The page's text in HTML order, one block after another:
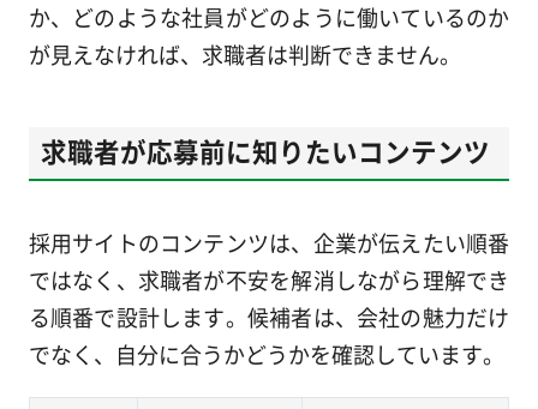
か、どのような社員がどのように働いているのか
が見えなければ、求職者は判断できません。
求職者が応募前に知りたいコンテンツ
採用サイトのコンテンツは、企業が伝えたい順番
ではなく、求職者が不安を解消しながら理解でき
る順番で設計します。候補者は、会社の魅力だけ
でなく、自分に合うかどうかを確認しています。